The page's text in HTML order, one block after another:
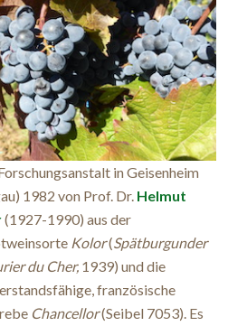
in Geisenheim
1982 von Prof. Dr. Helmut
(1927-1990) aus der
Kolor(Spätburgunder
du Cher,1939) und die
französische
Chancellor(Seibel 7053). Es